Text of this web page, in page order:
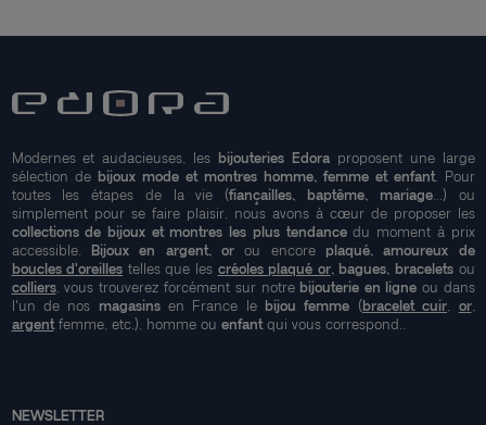
Modernes et audacieuses, les bijouteries Edoraproposent une large
sélection de bijoux mode et montres homme, femme et enfant. Pour
toutes les étapes de la vie (fiançailles, baptême, mariage...) ou
simplement pour se faire plaisir, nous avons à cœur de proposer les
collections de bijoux et montres les plus tendancedu moment à prix
accessible. Bijoux en argent, orou encore plaqué, amoureux de
boucles d'oreilles telles que les créoles plaqué or, bagues, braceletsou
colliers, vous trouverez forcément sur notre bijouterie en ligne ou dans
l'un de nos magasinsen France le bijou femme (bracelet cuir or,
argentfemme, etc.), homme ou enfantqui vous correspond..
NEWSLETTER